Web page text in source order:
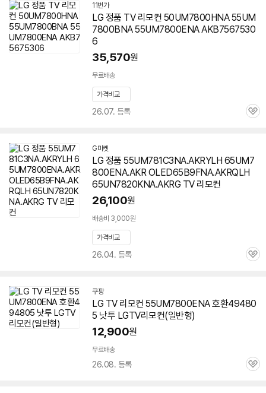
11번가
LG 정품 TV 리모컨 50UM7800HNA 55UM
7800BNA55UM7800ENAAKB7567530
6
35,570원
무료배송
가격비교
26.07. 등록
관
G마켓
LG 정품 55UM781C3NA.AKRYLH 65UM7
800ENA.AKR OLED65B9FNA.AKRQLH
65UN7820KNA.AKRG TV 리모컨
26,100원
배송비 3,000원
가격비교
26.04. 등록
관
쿠팡
LG TV 리모컨 55UM7800ENA호환49480
5 낫투 LGTV리모컨(일반형)
12,900원
무료배송
26.08. 등록
관